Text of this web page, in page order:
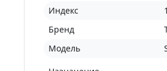
Индекс
Бренд
Модель